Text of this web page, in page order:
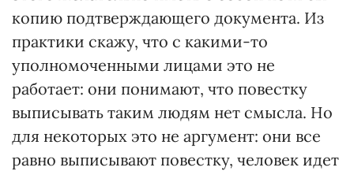
копию подтверждающего документа. Из
практики скажу, что с какими-то
уполномоченными лицами это не
работает: они понимают, что повестку
выписывать таким людям нет смысла. Но
для некоторых это не аргумент: они все
равно выписывают повестку, человек идет